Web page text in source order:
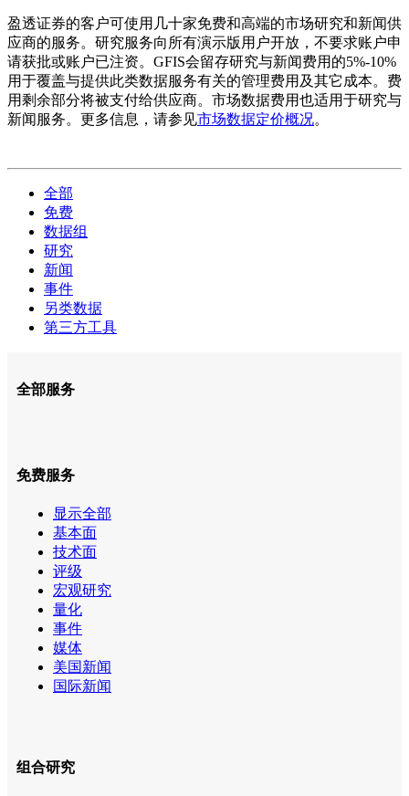
盈透证券的客户可使用几十家免费和高端的市场研究和新闻供
应商的服务。研究服务向所有演示版用户开放，不要求账户申
请获批或账户已注资。GFIS会留存研究与新闻费用的5%-10%
用于覆盖与提供此类数据服务有关的管理费用及其它成本。费
用剩余部分将被支付给供应商。市场数据费用也适用于研究与
新闻服务。更多信息，请参见市场数据定价概况。
全部
免费
数据组
研究
新闻
事件
另类数据
第三方工具
全部服务
免费服务
显示全部
基本面
技术面
评级
宏观研究
量化
事件
媒体
美国新闻
国际新闻
组合研究